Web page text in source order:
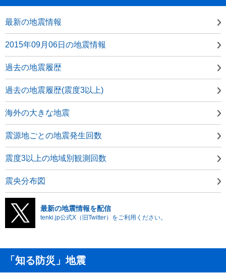
最新の地震情報
2015年09月06日の地震情報
過去の地震履歴
過去の地震履歴(震度3以上)
海外の大きな地震
震源地ごとの地震発生回数
震度3以上の地域別観測回数
震央分布図
最新の地震情報を配信
tenki.jp公式X（旧Twitter）をご利用ください。
「知る防災」地震